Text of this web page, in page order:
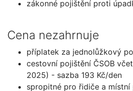
zákonné pojištění proti
Cena nezahrnuje
příplatek za jednolůžkový
cestovní pojištění ČSOB
2025) - sazba 193 Kč/den
spropitné pro řidiče a místní